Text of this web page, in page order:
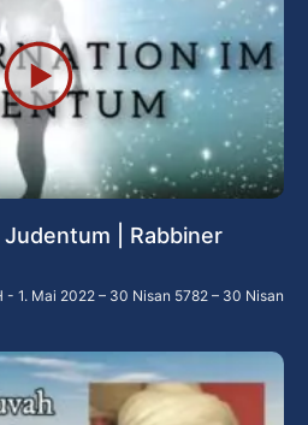
Judentum | Rabbiner
1. Mai 2022 – 30 Nisan 5782 – 30 Nisan